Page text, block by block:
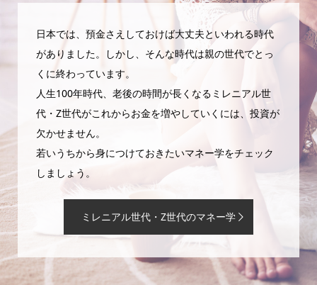
日本では、預金さえしておけば大丈夫といわれる時代
がありました。しかし、そんな時代は親の世代でとっ
くに終わっています。
人生100年時代、老後の時間が長くなるミレニアル世
代・Z世代がこれからお金を増やしていくには、投資が
欠かせません。
若いうちから身につけておきたいマネー学をチェック
しましょう。
ミレニアル世代・Z世代のマネー学